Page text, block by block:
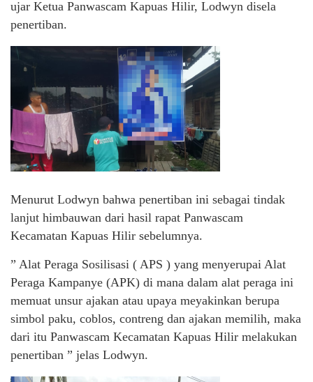
ujar Ketua Panwascam Kapuas Hilir, Lodwyn disela
penertiban.
Menurut Lodwyn bahwa penertiban ini sebagai tindak
lanjut himbauwan dari hasil rapat Panwascam
Kecamatan Kapuas Hilir sebelumnya.
” Alat Peraga Sosilisasi ( APS ) yang menyerupai Alat
Peraga Kampanye (APK) di mana dalam alat peraga ini
memuat unsur ajakan atau upaya meyakinkan berupa
simbol paku, coblos, contreng dan ajakan memilih, maka
dari itu Panwascam Kecamatan Kapuas Hilir melakukan
penertiban ” jelas Lodwyn.